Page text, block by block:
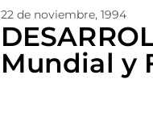
22 de noviembre, 1994
Mundial y